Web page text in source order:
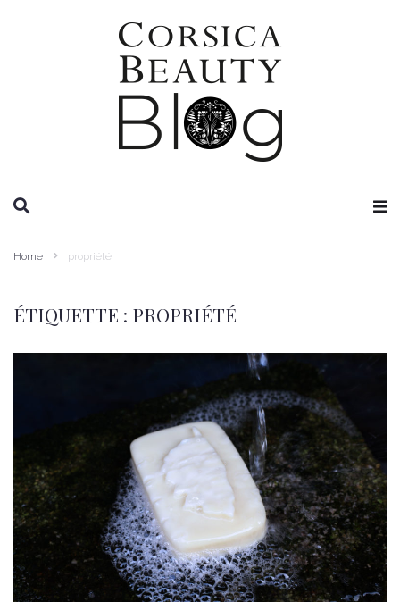
Home propriété
ÉTIQUETTE : PROPRIÉTÉ